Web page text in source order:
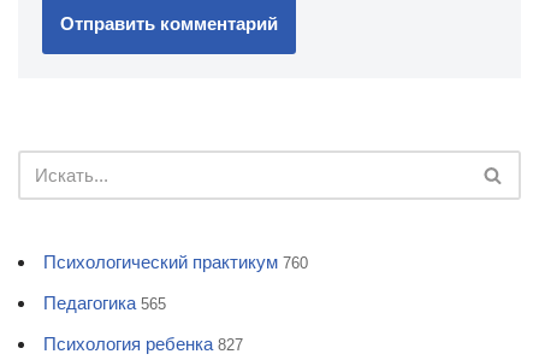
Психологический практикум 760
Педагогика 565
Психология ребенка 827